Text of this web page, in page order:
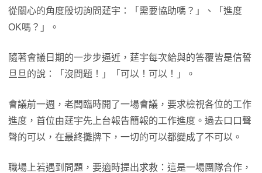
從關心的角度殷切詢問莛宇：「需要協助嗎？」、「進度
OK嗎？」。
隨著會議日期的一步步逼近，莛宇每次給與的答覆皆是信誓
旦旦的說：「沒問題！」「可以！可以！」。
會議前一週，老闆臨時開了一場會議，要求檢視各位的工作
進度，首位由莛宇先上台報告簡報的工作進度。過去口口聲
聲的可以，在最終攤牌下，一切的可以都變成了不可以。
職場上若遇到問題，要適時提出求救：這是一場團隊合作，